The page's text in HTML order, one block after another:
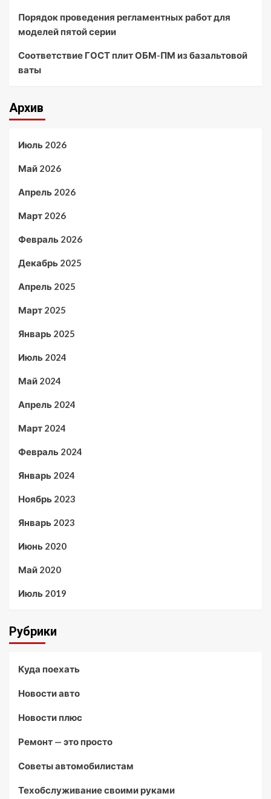
Порядок проведения регламентных работ для
моделей пятой серии
Соответствие ГОСТ плит ОБМ-ПМ из базальтовой
ваты
Архив
Июль 2026
Май 2026
Апрель 2026
Март 2026
Февраль 2026
Декабрь 2025
Апрель 2025
Март 2025
Январь 2025
Июль 2024
Май 2024
Апрель 2024
Март 2024
Февраль 2024
Январь 2024
Ноябрь 2023
Январь 2023
Июнь 2020
Май 2020
Июль 2019
Рубрики
Куда поехать
Новости авто
Новости плюс
Ремонт — это просто
Советы автомобилистам
Техобслуживание своими руками